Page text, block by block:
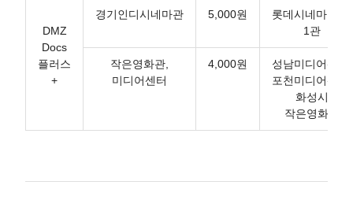
DMZ
Docs
플러스
+
경기인디시네마관 5,000원
롯데시네마 광교
1관
작은영화관,
미디어센터
4,000원
성남미디어센터,
포천미디어센터,
화성시
작은영화관